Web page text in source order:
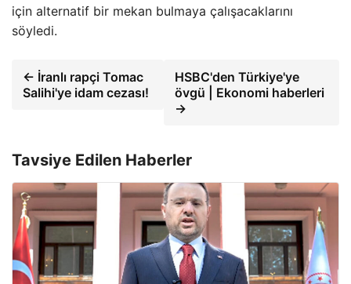
için alternatif bir mekan bulmaya çalışacaklarını
söyledi.
← İranlı rapçi Tomac
Salihi'ye idam cezası!
HSBC'den Türkiye'ye
övgü | Ekonomi haberleri
→
Tavsiye Edilen Haberler